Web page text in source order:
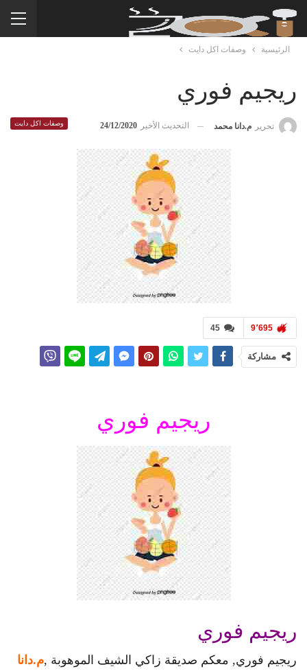
الرئيسية وصفات اكل دايت
ريجيم فوري
وصفات اكل دايت تحرير م.دانا محمد التحديث الأخير 24/12/2020
45 9٬695
مشاركة
ريجيم فوري
ريجيم فوري
ريجيم فوري, معكم صديقة زاكي الشيف الموهوبة ,م.دانا